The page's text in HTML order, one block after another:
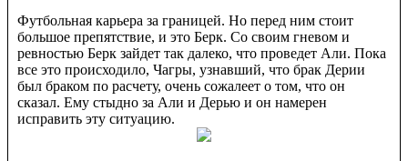
Футбольная карьера за границей. Но перед ним стоит
большое препятствие, и это Берк. Со своим гневом и
ревностью Берк зайдет так далеко, что проведет Али. Пока
все это происходило, Чагры, узнавший, что брак Дерии
был браком по расчету, очень сожалеет о том, что он
сказал. Ему стыдно за Али и Дерью и он намерен
исправить эту ситуацию.